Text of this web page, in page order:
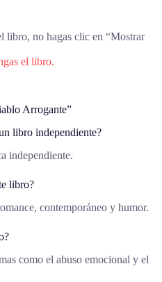
libro, no hagas clic en “Mostrar
el libro.
Arrogante”
libro independiente?
independiente.
libro?
contemporáneo y humor.
como el abuso emocional y el